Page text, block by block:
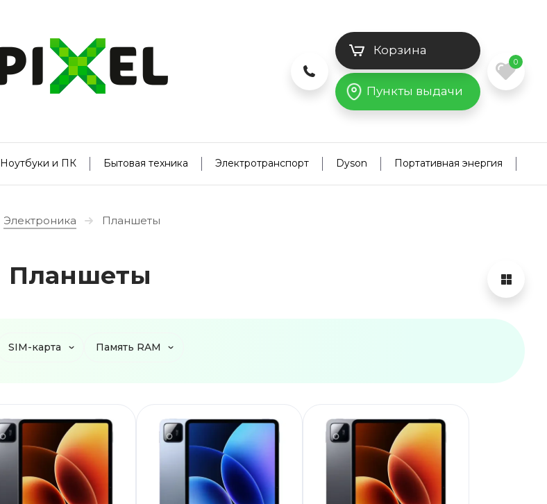
Корзина
Пункты выдачи
0
Ноутбуки и ПК Бытовая техника Электротранспорт Dyson Портативная энергия
Электроника Планшеты
Планшеты
SIM-карта Память RAM